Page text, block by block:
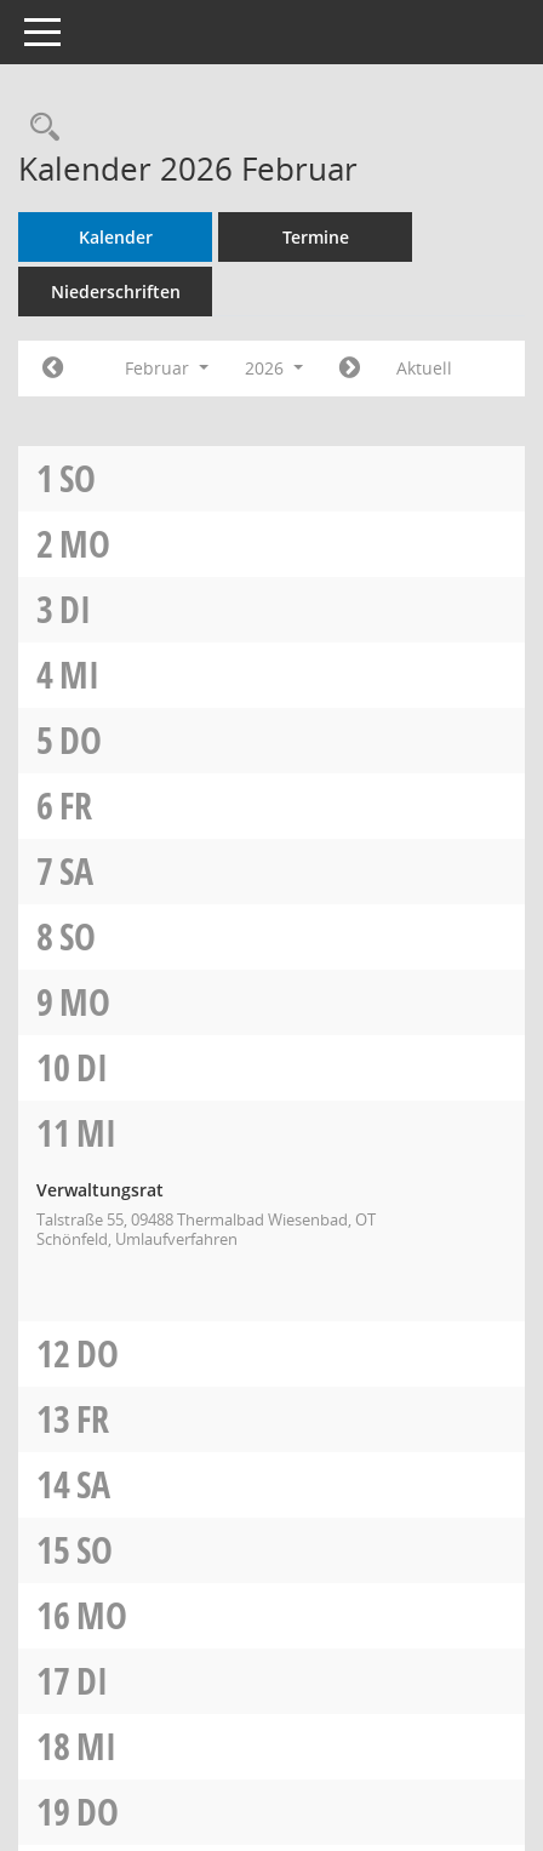
Toggle navigation
Rechercheauswahl
Kalender 2026 Februar
Kalender Termine
Niederschriften
Februar 2026 Aktuell
1 SO
2MO
3DI
4MI
5DO
6FR
7SA
8SO
9MO
10DI
11 MI
Verwaltungsrat
Talstraße 55, 09488 Thermalbad Wiesenbad, OT
Schönfeld, Umlaufverfahren
12DO
13FR
14SA
15SO
16MO
17DI
18MI
19DO